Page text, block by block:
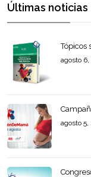
Últimas noticias
Tópicos
agosto
agosto